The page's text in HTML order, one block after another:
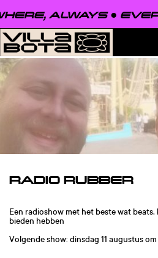
ALWAYS ●
RADIO RUBBER
Een radioshow met het beste wat beats,
bieden hebben
Volgende show: dinsdag 11 augustus